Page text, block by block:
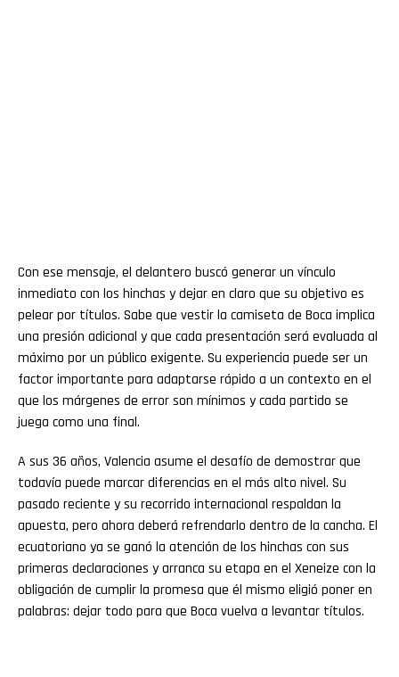
Con ese mensaje, el delantero buscó generar un vínculo
inmediato con los hinchas y dejar en claro que su objetivo es
pelear por títulos. Sabe que vestir la camiseta de Boca implica
una presión adicional y que cada presentación será evaluada al
máximo por un público exigente. Su experiencia puede ser un
factor importante para adaptarse rápido a un contexto en el
que los márgenes de error son mínimos y cada partido se
juega como una final.
A sus 36 años, Valencia asume el desafío de demostrar que
todavía puede marcar diferencias en el más alto nivel. Su
pasado reciente y su recorrido internacional respaldan la
apuesta, pero ahora deberá refrendarlo dentro de la cancha. El
ecuatoriano ya se ganó la atención de los hinchas con sus
primeras declaraciones y arranca su etapa en el Xeneize con la
obligación de cumplir la promesa que él mismo eligió poner en
palabras: dejar todo para que Boca vuelva a levantar títulos.